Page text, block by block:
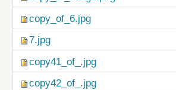
copy_of_6.jpg
7.jpg
copy41_of_.jpg
copy42_of_.jpg